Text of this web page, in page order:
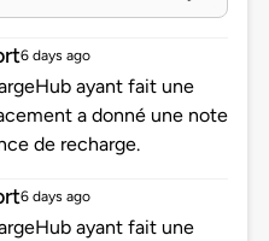
6 days ago
ayant fait une
a donné une note
de recharge.
6 days ago
ayant fait une